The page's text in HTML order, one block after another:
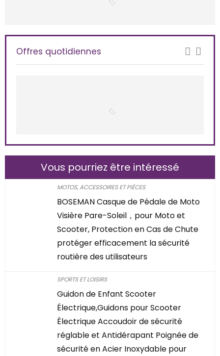
Offres quotidiennes
Vous pourriez être intéressé
MOTOS, ACCESSOIRES ET PIÈCES
BOSEMAN Casque de Pédale de Moto
Visière Pare-Soleil，pour Moto et
Scooter, Protection en Cas de Chute
protéger efficacement la sécurité
routière des utilisateurs
SPORTS ET LOISIRS
Guidon de Enfant Scooter
Électrique,Guidons pour Scooter
Électrique Accoudoir de sécurité
réglable et Antidérapant Poignée de
sécurité en Acier Inoxydable pour